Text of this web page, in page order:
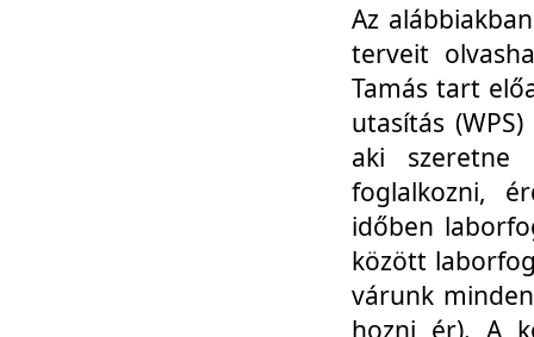
Az
terveit
Tamás tart
utasítás
aki szeretne
foglalkozni,
időben
között
várunk
hozni ér). A